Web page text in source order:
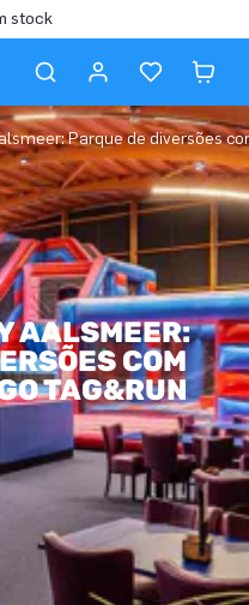
stock
Parque de diversões
AALSMEER:
COM
TAG&RUN